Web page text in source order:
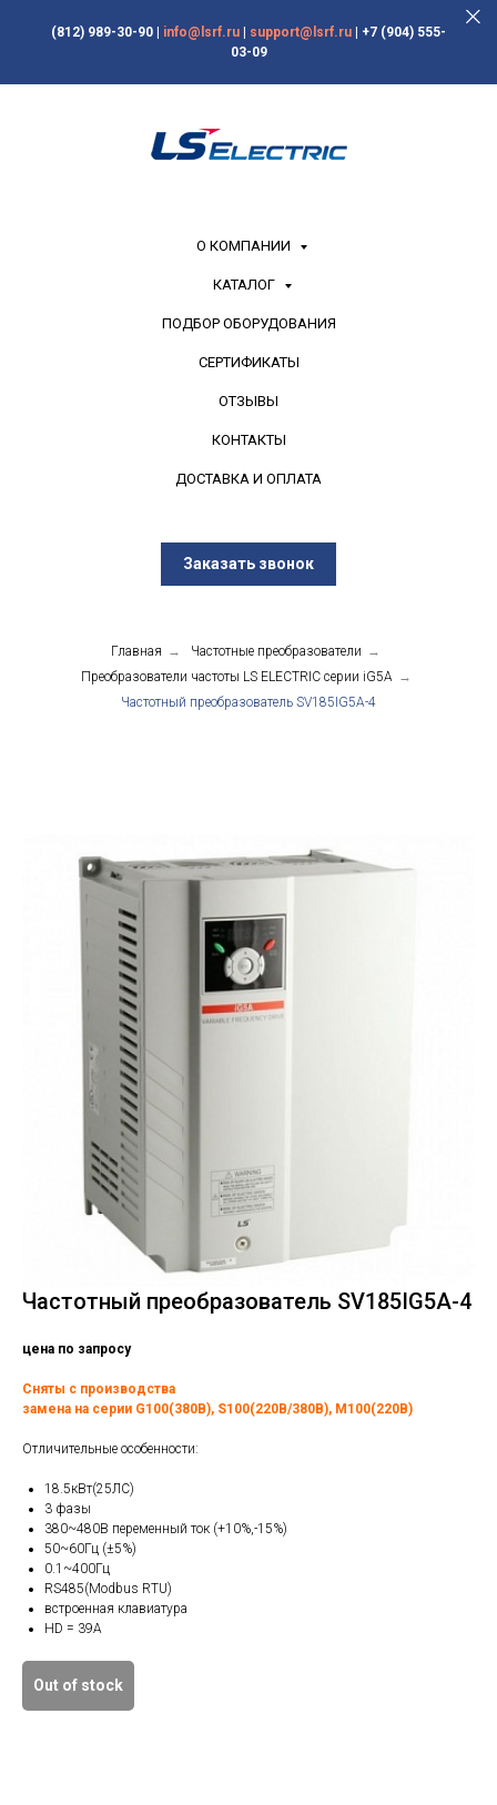
(812) 989-30-90 info@lsrf.ru support@lsrf.ru
+7 (904) 555-
03-09
О КОМПАНИИ
КАТАЛОГ
ПОДБОР ОБОРУДОВАНИЯ
СЕРТИФИКАТЫ
ОТЗЫВЫ
КОНТАКТЫ
ДОСТАВКА И ОПЛАТА
Заказать звонок
Главная → Частотные преобразователи →
Преобразователи частоты LS ELECTRIC серии iG5A →
Частотный преобразователь SV185IG5A-4
Частотный преобразователь SV185IG5A-4
цена по запросу
Сняты с производства
замена на серии G100(380В), S100(220В/380В), M100(220В)
Отличительные особенности:
18.5кВт(25ЛС)
3 фазы
380~480В переменный ток (+10%,-15%)
50~60Гц (±5%)
0.1~400Гц
RS485(Modbus RTU)
встроенная клавиатура
HD = 39A
Out of stock